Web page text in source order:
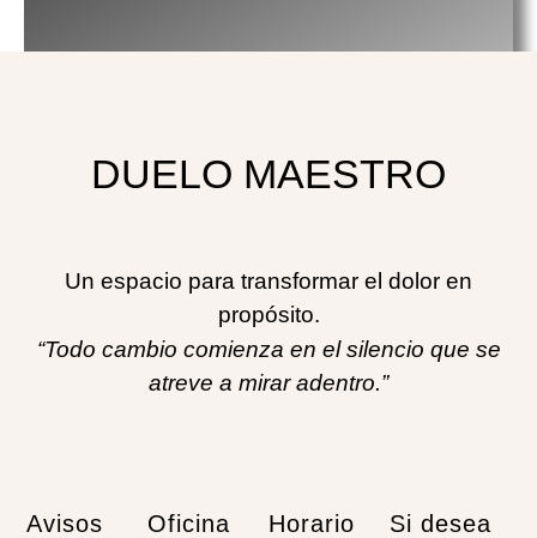
Un espacio para transformar el dolor en
propósito.
“Todo cambio comienza en el silencio que se
atreve a mirar adentro.”
DUELO MAESTRO
Avisos
Oficina Horario
Si desea